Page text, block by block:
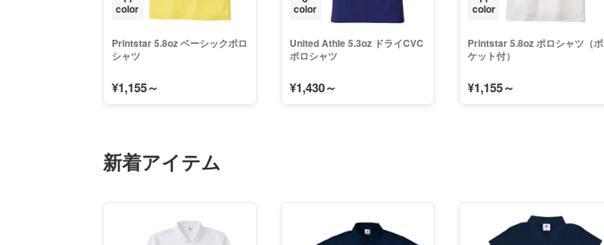
color
Printstar 5.8oz ベーシックポロ
シャツ
¥1,155～
color
United Athle 5.3oz ドライCVC
ポロシャツ
¥1,430～
color
Printstar 5.8oz ポロシャツ（ポ
ケット付）
¥1,155～
新着アイテム